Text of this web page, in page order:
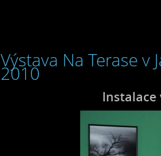
Výstava Na Terase
2010
Instalace